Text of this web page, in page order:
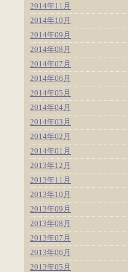
2014年11月
2014年10月
2014年09月
2014年08月
2014年07月
2014年06月
2014年05月
2014年04月
2014年03月
2014年02月
2014年01月
2013年12月
2013年11月
2013年10月
2013年09月
2013年08月
2013年07月
2013年06月
2013年05月